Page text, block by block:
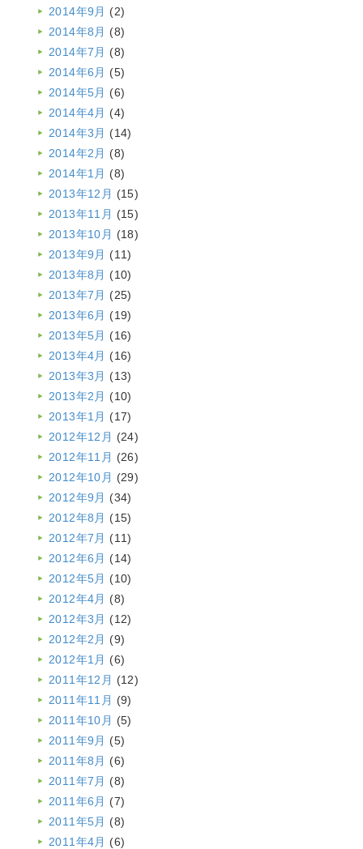
2014年9月 (2)
2014年8月 (8)
2014年7月 (8)
2014年6月 (5)
2014年5月 (6)
2014年4月 (4)
2014年3月 (14)
2014年2月 (8)
2014年1月 (8)
2013年12月 (15)
2013年11月 (15)
2013年10月 (18)
2013年9月 (11)
2013年8月 (10)
2013年7月 (25)
2013年6月 (19)
2013年5月 (16)
2013年4月 (16)
2013年3月 (13)
2013年2月 (10)
2013年1月 (17)
2012年12月 (24)
2012年11月 (26)
2012年10月 (29)
2012年9月 (34)
2012年8月 (15)
2012年7月 (11)
2012年6月 (14)
2012年5月 (10)
2012年4月 (8)
2012年3月 (12)
2012年2月 (9)
2012年1月 (6)
2011年12月 (12)
2011年11月 (9)
2011年10月 (5)
2011年9月 (5)
2011年8月 (6)
2011年7月 (8)
2011年6月 (7)
2011年5月 (8)
2011年4月 (6)